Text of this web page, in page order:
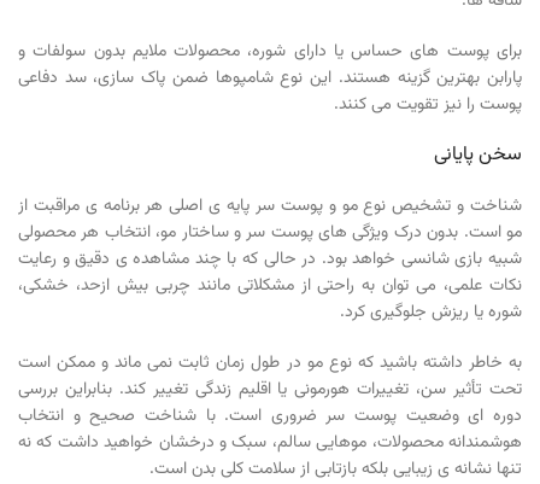
برای پوست های حساس یا دارای شوره، محصولات ملایم بدون سولفات و
پارابن بهترین گزینه هستند. این نوع شامپوها ضمن پاک سازی، سد دفاعی
پوست را نیز تقویت می کنند.
سخن پایانی
شناخت و تشخیص نوع مو و پوست سر پایه ی اصلی هر برنامه ی مراقبت از
مو است. بدون درک ویژگی های پوست سر و ساختار مو، انتخاب هر محصولی
شبیه بازی شانسی خواهد بود. در حالی که با چند مشاهده ی دقیق و رعایت
نکات علمی، می توان به راحتی از مشکلاتی مانند چربی بیش ازحد، خشکی،
شوره یا ریزش جلوگیری کرد.
به خاطر داشته باشید که نوع مو در طول زمان ثابت نمی ماند و ممکن است
تحت تأثیر سن، تغییرات هورمونی یا اقلیم زندگی تغییر کند. بنابراین بررسی
دوره ای وضعیت پوست سر ضروری است. با شناخت صحیح و انتخاب
هوشمندانه محصولات، موهایی سالم، سبک و درخشان خواهید داشت که نه
تنها نشانه ی زیبایی بلکه بازتابی از سلامت کلی بدن است.